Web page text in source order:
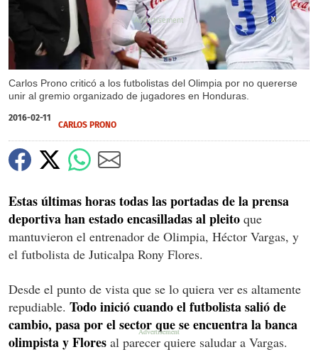
Carlos Prono criticó a los futbolistas del Olimpia por no quererse
unir al gremio organizado de jugadores en Honduras.
X
X
X
2016-02-11
CARLOS PRONO
Estas últimas horas todas las portadas de la prensa
deportiva han estado encasilladas al pleito que
mantuvieron el entrenador de Olimpia, Héctor Vargas, y
el futbolista de Juticalpa Rony Flores.
Desde el punto de vista que se lo quiera ver es altamente
repudiable. Todo inició cuando el futbolista salió de
cambio, pasa por el sector que se encuentra la banca
olimpista y Flores al parecer quiere saludar a Vargas.